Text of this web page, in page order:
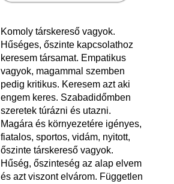
Komoly társkereső vagyok.
Hűséges, őszinte kapcsolathoz
keresem társamat. Empatikus
vagyok, magammal szemben
pedig kritikus. Keresem azt aki
engem keres. Szabadidőmben
szeretek túrázni és utazni.
Magára és környezetére igényes,
fiatalos, sportos, vidám, nyitott,
őszinte társkereső vagyok.
Hűség, őszinteség az alap elvem
és azt viszont elvárom. Független